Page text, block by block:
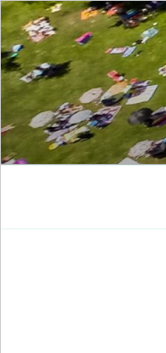
Zum
Inhalt
springen